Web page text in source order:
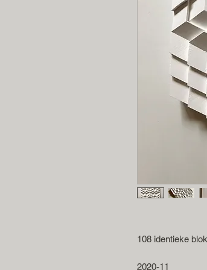
108 identieke
2020-11